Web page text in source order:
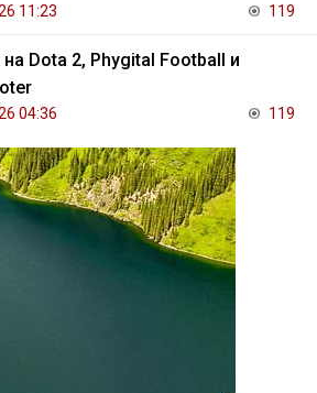
11:23 119
Dota 2, Phygital Football и
04:36 119